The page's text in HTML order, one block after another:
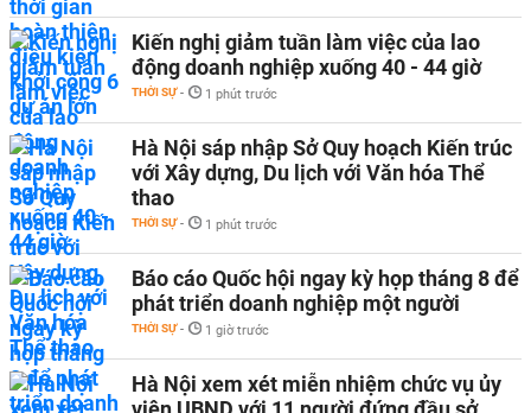
Kiến nghị giảm tuần làm việc của lao
động doanh nghiệp xuống 40 - 44 giờ
THỜI SỰ - 1 phút trước
Hà Nội sáp nhập Sở Quy hoạch Kiến trúc
với Xây dựng, Du lịch với Văn hóa Thể
thao
THỜI SỰ - 1 phút trước
Báo cáo Quốc hội ngay kỳ họp tháng 8 để
phát triển doanh nghiệp một người
THỜI SỰ - 1 giờ trước
Hà Nội xem xét miễn nhiệm chức vụ ủy